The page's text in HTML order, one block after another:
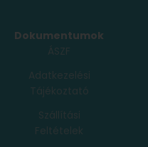
Dokumentumok
ÁSZF
Adatkezelési
Tájékoztató
Szállítási
Feltételek